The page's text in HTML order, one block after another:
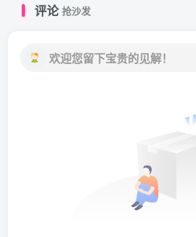
评论抢沙发
欢迎您留下宝贵的见解！